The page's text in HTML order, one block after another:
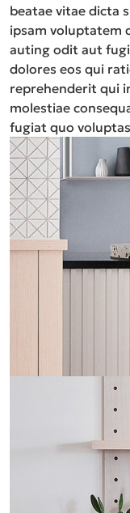
beatae vitae dicta
ipsam voluptatem
auting odit aut
dolores eos qui
reprehenderit qui
molestiae
fugiat quo